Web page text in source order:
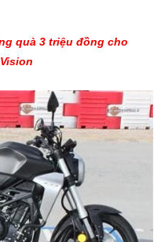
quà 3 triệu đồng cho